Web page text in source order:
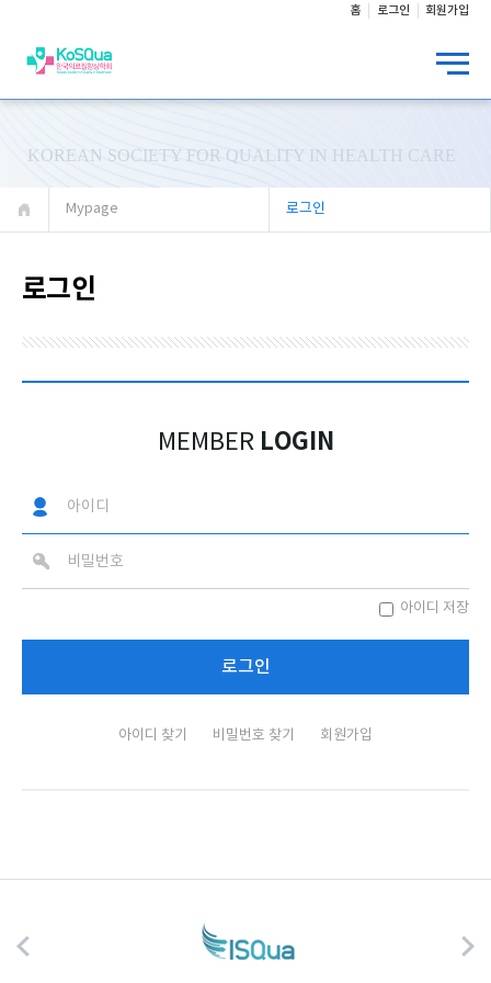
홈 로그인 회원가입
KOREAN SOCIETY FOR QUALITY IN HEALTH CARE
Mypage 로그인
로그인
MEMBER LOGIN
아이디 저장
아이디 찾기 비밀번호 찾기 회원가입